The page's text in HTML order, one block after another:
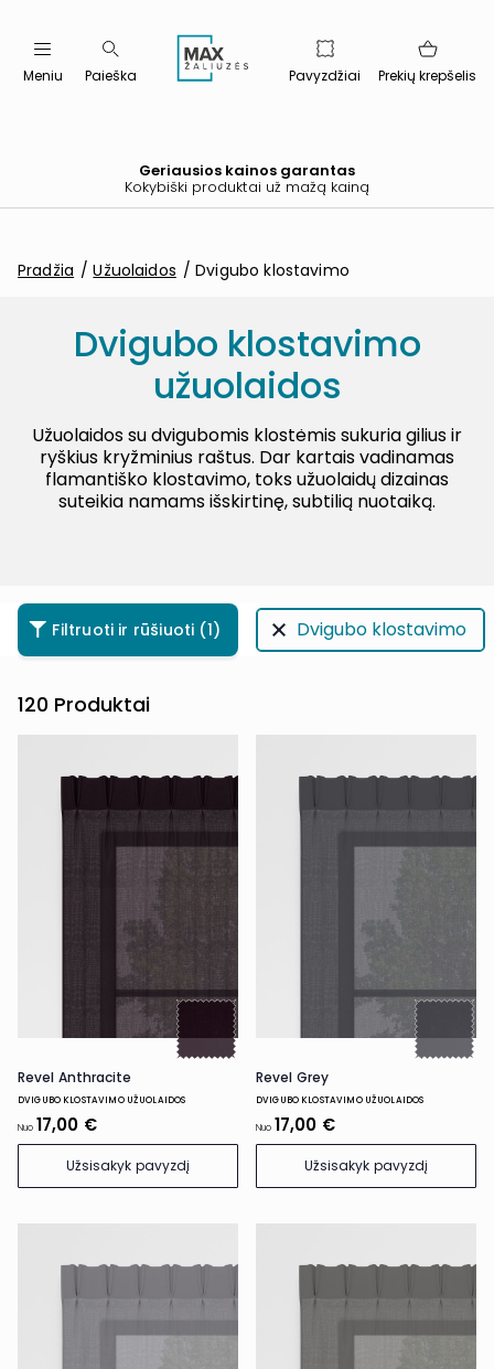
Meniu Paieška Pavyzdžiai Prekių krepšelis
Geriausios kainos garantas
Kokybiški produktai už mažą kainą
Pradžia Užuolaidos Dvigubo klostavimo
Dvigubo klostavimo
užuolaidos
Užuolaidos su dvigubomis klostėmis sukuria gilius ir
ryškius kryžminius raštus. Dar kartais vadinamas
flamantiško klostavimo, toks užuolaidų dizainas
suteikia namams išskirtinę, subtilią nuotaiką.
Filtruoti ir rūšiuoti (1) Dvigubo klostavimo
120 Produktai
Revel Anthracite
DVIGUBO KLOSTAVIMO UŽUOLAIDOS
Nuo 17,00 €
Užsisakyk pavyzdį
Revel Grey
DVIGUBO KLOSTAVIMO UŽUOLAIDOS
Nuo 17,00 €
Užsisakyk pavyzdį